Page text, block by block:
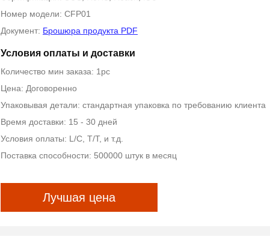
Номер модели: CFP01
Документ: Брошюра продукта PDF
Условия оплаты и доставки
Количество мин заказа: 1pc
Цена: Договоренно
Упаковывая детали: стандартная упаковка по требованию клиента
Время доставки: 15 - 30 дней
Условия оплаты: L/C, T/T, и т.д.
Поставка способности: 500000 штук в месяц
Лучшая цена